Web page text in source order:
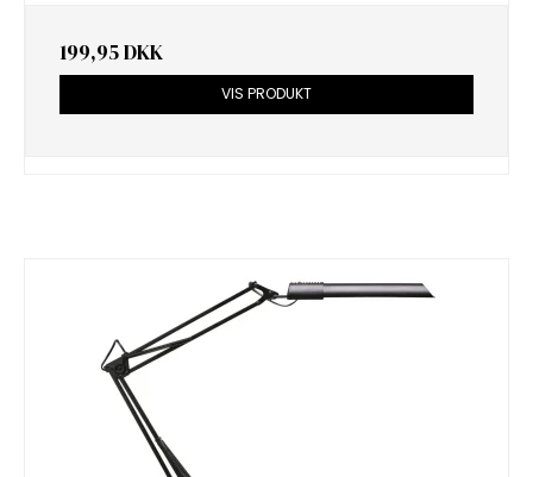
199,95 DKK
VIS PRODUKT